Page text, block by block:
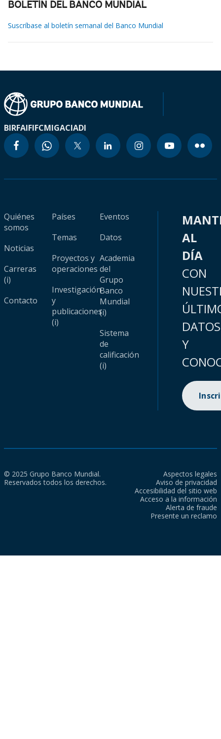
BOLETÍN DEL BANCO MUNDIAL
Suscríbase al boletín semanal del Banco Mundial
BIRFAIFIFCMIGACIADI
Quiénes
somos
Noticias
Carreras
(i)
Contacto
Países
Temas
Proyectos y
operaciones
Investigación
y
publicaciones
(i)
Eventos
Datos
Academia
del
Grupo
Banco
Mundial
(i)
Sistema
de
calificación
(i)
AL
DÍA
CON
DATOS
Y
© 2025 Grupo Banco Mundial.
Reservados todos los derechos.
Aspectos legales
Aviso de privacidad
Accesibilidad del sitio web
Acceso a la información
Alerta de fraude
Presente un reclamo